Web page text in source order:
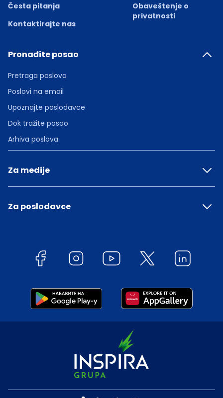
Česta pitanja
Kontaktirajte nas
Obaveštenje o
privatnosti
Pronađite posao
Pretraga poslova
Poslovi na email
Upoznajte poslodavce
Dok tražite posao
Arhiva poslova
Za medije
Za poslodavce